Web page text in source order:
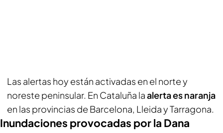
Las alertas hoy están activadas en el norte y
noreste peninsular. En Cataluña laalerta es naranja
en las provincias de Barcelona, Lleida y Tarragona.
Inundaciones provocadas por la Dana